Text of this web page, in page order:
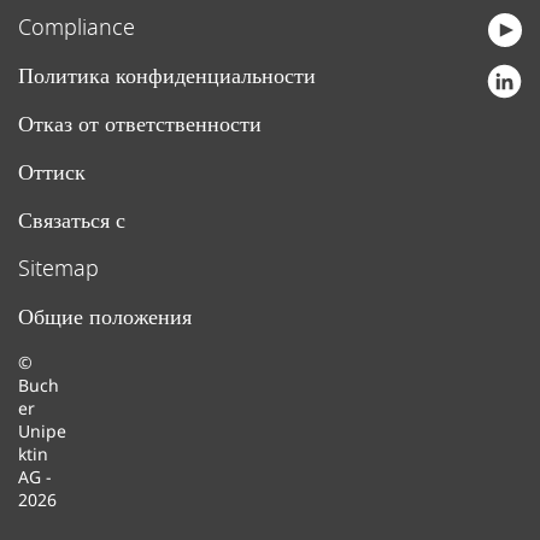
снижению трудозатрат,
техническое обслуживание и
Compliance
Политика конфиденциальности
Отказ от ответственности
Оттиск
Связаться с
Sitemap
Общие положения
©
Buch
er
Unipe
ktin
AG -
2026